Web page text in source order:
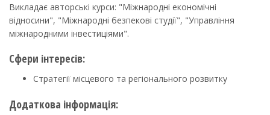
Викладає авторські курси: "Міжнародні економічні
відносини", "Міжнародні безпекові студії", "Управління
міжнародними інвестиціями".
Сфери інтересів:
Стратегії місцевого та регіонального розвитку
Додаткова інформація: